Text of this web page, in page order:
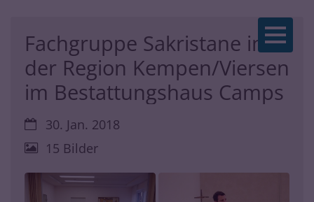
Fachgruppe Sakristane in
der Region Kempen/Viersen
im Bestattungshaus Camps
Datum:30. Jan. 2018
15 Bilder